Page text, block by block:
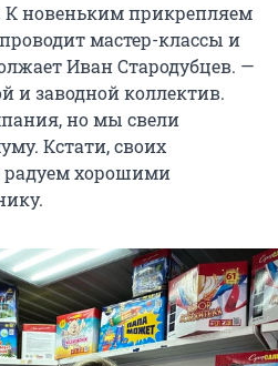
новеньким прикрепляем
мастер-классы и
Иван Стародубцев. —
и заводной коллектив.
но мы свели
Кстати, своих
хорошими